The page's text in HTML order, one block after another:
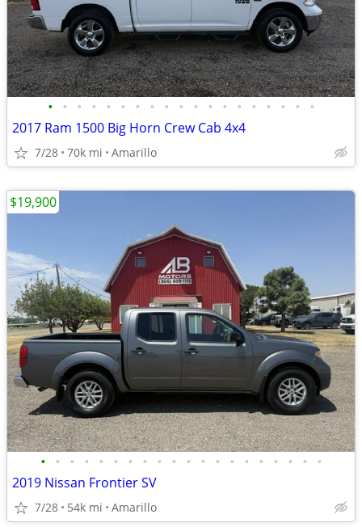
• • • • • • • • • • • • • • • • • • •
2017 Ram 1500 Big Horn Crew Cab 4x4
7/28 70k mi Amarillo
• • • • • • • • • • • • • • • • • • • •
2019 Nissan Frontier SV
7/28 54k mi Amarillo
$19,900